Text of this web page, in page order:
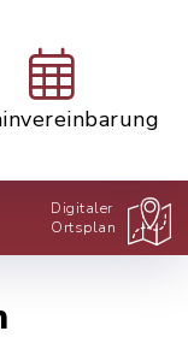
Digitaler
Ortsplan